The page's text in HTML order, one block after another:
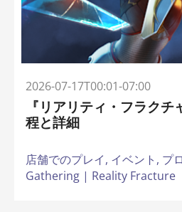
2026-07-17T00:01-07:00
『リアリティ・フラクチ
程と詳細
店舗でのプレイ, イベント, プ
Gathering | Reality Fracture